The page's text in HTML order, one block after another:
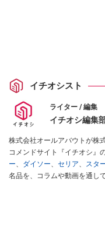
イチオシスト
ライター / 編集
イチオシ編集
株式会社オールアバウトが株
コメンドサイト『イチオシ』
ー、 ダイソー、 セリア、 スタ
名品を、コラムや動画を通し
インフルエンサーが実際に使